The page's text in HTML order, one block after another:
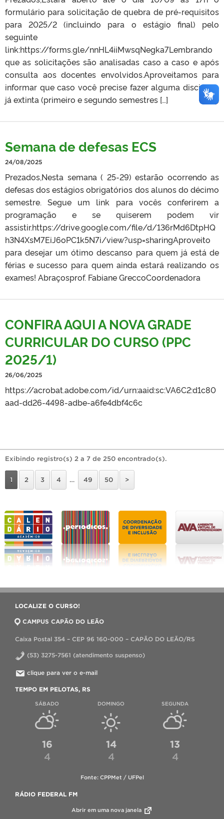
formulário para solicitação de quebra de pré-requisitos
para 2025/2 (incluindo para o estágio final) pelo
seguinte
link:https://forms.gle/nnHL4iiMwsqNegka7Lembrando
que as solicitações são analisadas caso a caso e após
consulta aos docentes envolvidos.Aproveitamos para
informar que caso você precise fazer alguma disciplina
já extinta (primeiro e segundo semestres […]
Semana de defesas ECS
24/08/2025
Prezados,Nesta semana ( 25-29) estarão ocorrendo as
defesas dos estágios obrigatórios dos alunos do décimo
semestre. Segue um link para vocês conferirem a
programação e se quiserem podem vir
assistir.https://drive.google.com/file/d/136rMd6DtpHQ
h3N4XsM7EiJ6oPC1k5N7i/view?usp=sharingAproveito
para desejar um ótimo descanso para quem já está de
férias e sucesso para quem ainda estará realizando os
exames! Abraçosprof. Fabiane Grecco​​​​​​​Coordenadora
CONFIRA AQUI A NOVA GRADE
CURRICULAR DO CURSO (PPC
2025/1)
26/06/2025
https://acrobat.adobe.com/id/urn:aaid:sc:VA6C2:d1c80
aad-dd26-4498-adbe-a6fe4dbf4c6c
Exibindo registro(s) 2 a 7 de 250 encontrado(s).
1 2 3 4 … 49 50 >
LOCALIZE O CURSO!
CAMPUS CAPÃO DO LEÃO
Caixa Postal 354 – CEP 96 160-000 – CAPÃO DO LEÃO/RS
(53) 3275-7561 (atendimento suspenso)
clique para ver o e-mail
TEMPO EM PELOTAS, RS
SÁBADO
16
4
DOMINGO
14
4
SEGUNDA
13
4
Fonte: CPPMet / UFPel
RÁDIO FEDERAL FM
Abrir em uma nova janela